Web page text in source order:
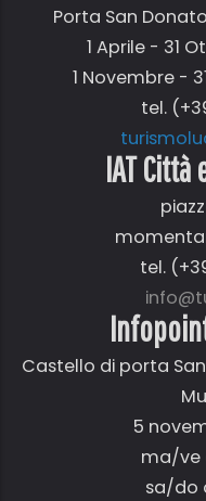
Porta San
1 Aprile - 31
1 Novembre -
tel.
IAT Città
tel.
Castello di porta
5
ma/ve
sa/do